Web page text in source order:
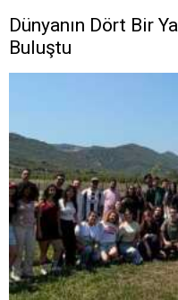
Dünyanın Dört Bir
Buluştu